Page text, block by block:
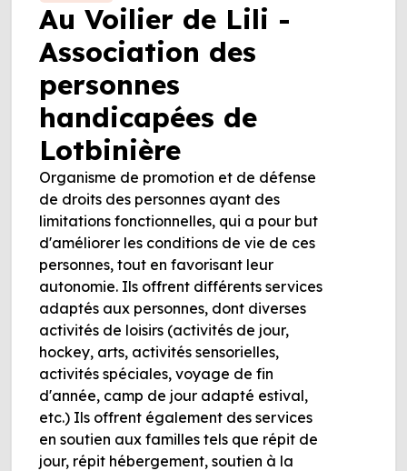
Au Voilier de Lili -
Association des
personnes
handicapées de
Lotbinière
Organisme de promotion et de défense
de droits des personnes ayant des
limitations fonctionnelles, qui a pour but
d'améliorer les conditions de vie de ces
personnes, tout en favorisant leur
autonomie. Ils offrent différents services
adaptés aux personnes, dont diverses
activités de loisirs (activités de jour,
hockey, arts, activités sensorielles,
activités spéciales, voyage de fin
d'année, camp de jour adapté estival,
etc.) Ils offrent également des services
en soutien aux familles tels que répit de
jour, répit hébergement, soutien à la